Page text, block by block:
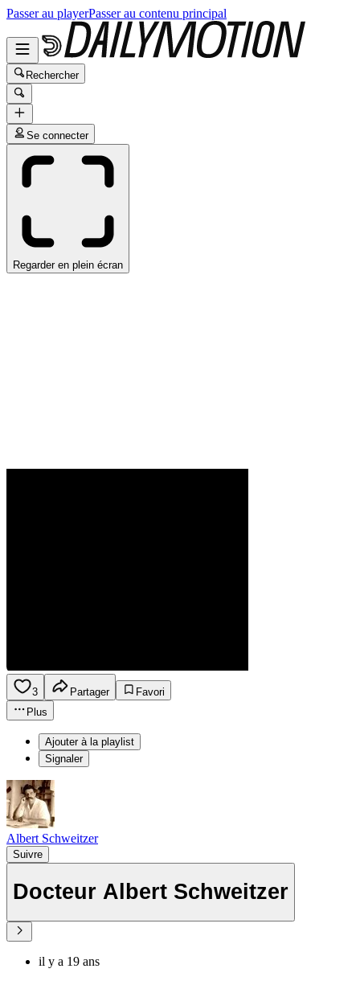
Passer au playerPasser au contenu principal
Rechercher
Se connecter
Regarder en plein écran
3 Partager
Favori
Plus
Ajouter à la playlist
Signaler
Albert Schweitzer
Suivre
Docteur Albert Schweitzer
il y a 19 ans